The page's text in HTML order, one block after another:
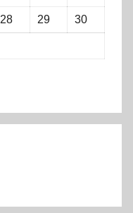
28 29 30